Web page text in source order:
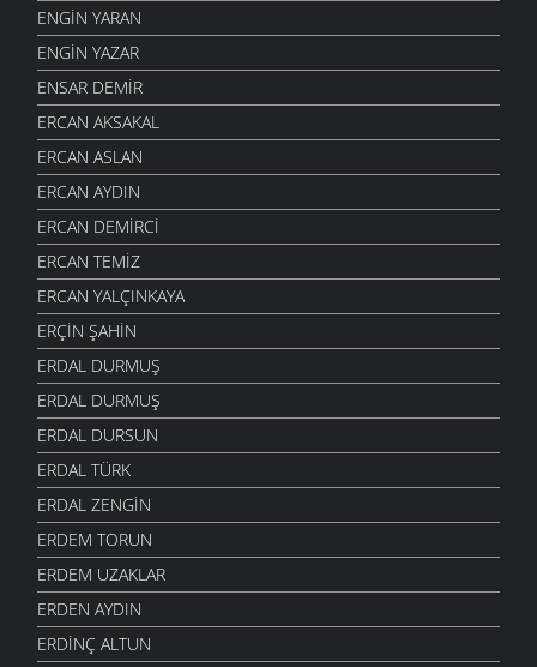
ENGIN YARAN
ENGIN YAZAR
ENSAR DEMIR
ERCAN AKSAKAL
ERCAN ASLAN
ERCAN AYDIN
ERCAN DEMIRCI
ERCAN TEMIZ
ERCAN YALÇINKAYA
ERÇIN ŞAHIN
ERDAL DURMUŞ
ERDAL DURMUŞ
ERDAL DURSUN
ERDAL TÜRK
ERDAL ZENGIN
ERDEM TORUN
ERDEM UZAKLAR
ERDEN AYDIN
ERDINÇ ALTUN